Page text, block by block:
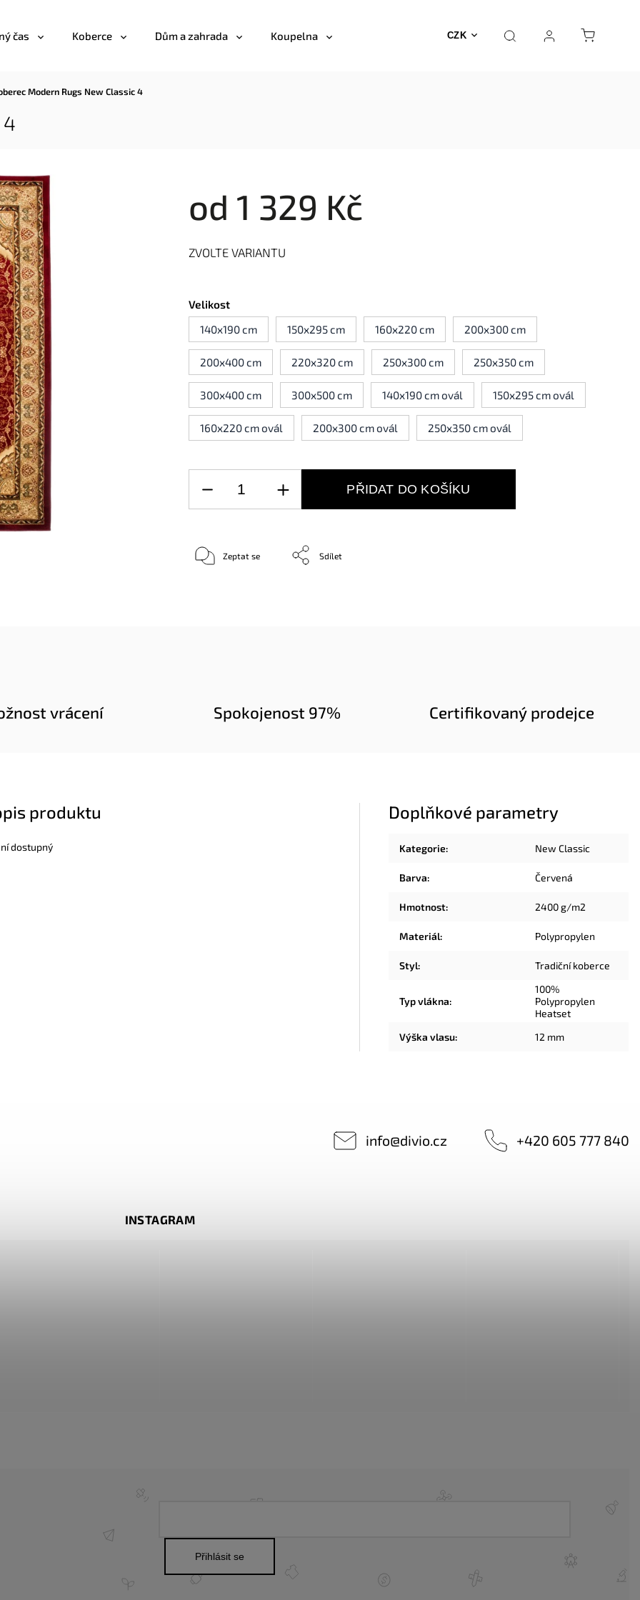
CZK
čas Koberce Dům a zahrada Koupelna Posilovna a fitness Fyzioterapie
Modern Rugs New Classic 4
od 1 329 Kč
Velikost
140x190 cm
150x295 cm 160x220 cm 200x300 cm
200x400 cm 220x320 cm 250x300 cm 250x350 cm
300x400 cm 300x500 cm 140x190 cm ovál 150x295 cm ovál
160x220 cm ovál 200x300 cm ovál 250x350 cm ovál
ZVOLTE VARIANTU
PŘIDAT DO KOŠÍKU
Zeptat se Sdílet
vrácení Spokojenost 97% Certifikovaný prodejce
produktu
dostupný
Doplňkové parametry
Kategorie: New Classic
Barva: Červená
Hmotnost: 2400 g/m2
Materiál: Polypropylen
Styl: Tradiční koberce
Typ vlákna:
100%
Polypropylen
Heatset
Výška vlasu: 12 mm
info@divio.cz +420 605 777 840
INSTAGRAM
Přihlásit se